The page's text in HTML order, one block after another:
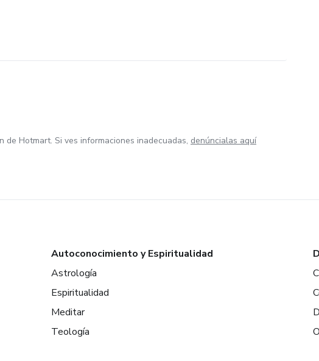
Hotmart. Si ves informaciones inadecuadas, denúncialas aquí
Autoconocimiento y Espiritualidad
Astrología
Espiritualidad
Meditar
Teología